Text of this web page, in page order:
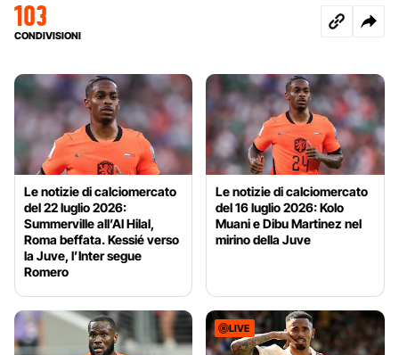
103
CONDIVISIONI
Le notizie di calciomercato
del 22 luglio 2026:
Summerville all’Al Hilal,
Roma beffata. Kessié verso
la Juve, l’Inter segue
Romero
Le notizie di calciomercato
del 16 luglio 2026: Kolo
Muani e Dibu Martinez nel
mirino della Juve
LIVE